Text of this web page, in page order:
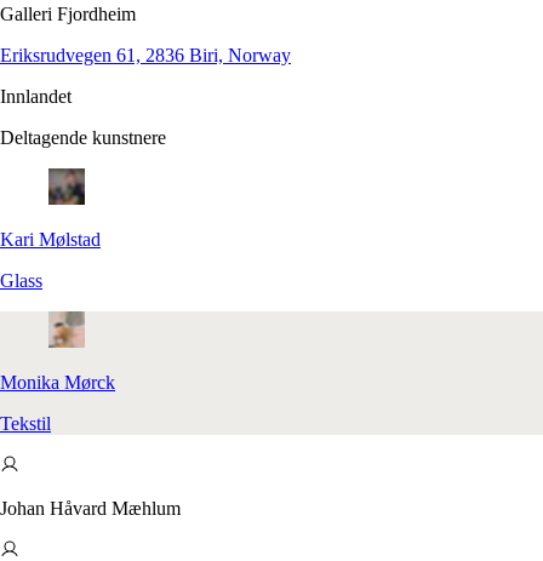
Galleri Fjordheim
Eriksrudvegen 61, 2836 Biri, Norway
Innlandet
Deltagende kunstnere
Kari Mølstad
Glass
Monika Mørck
Tekstil
Johan Håvard Mæhlum